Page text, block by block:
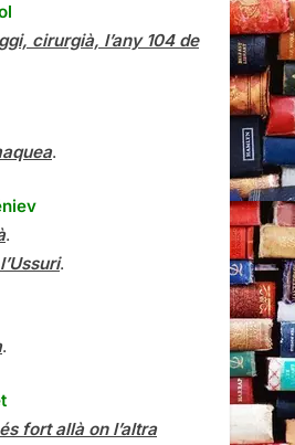
cirurgià, l’any 104 de
.
.
.
.
fort allà on l’altra